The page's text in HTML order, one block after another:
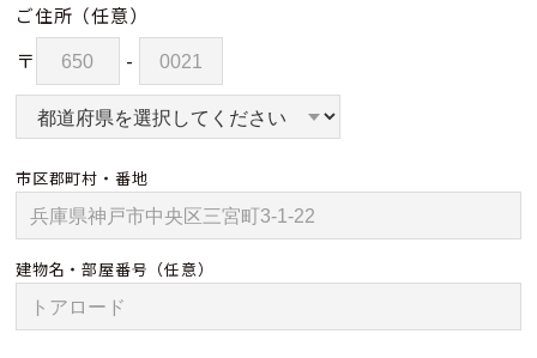
ご住所 （任意）
〒 -
市区郡町村・番地
建物名・部屋番号 （任意）